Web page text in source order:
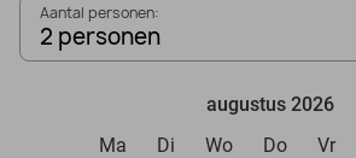
Aantal personen:
2 personen
augustus 2026
Ma
Di Wo Do Vr